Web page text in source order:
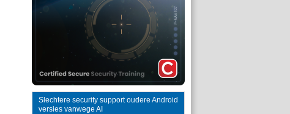
Slechtere security support oudere Android
versies vanwege AI